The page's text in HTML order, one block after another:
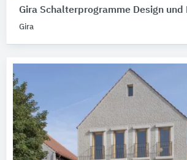
Gira Schalterprogramme Design und
Gira